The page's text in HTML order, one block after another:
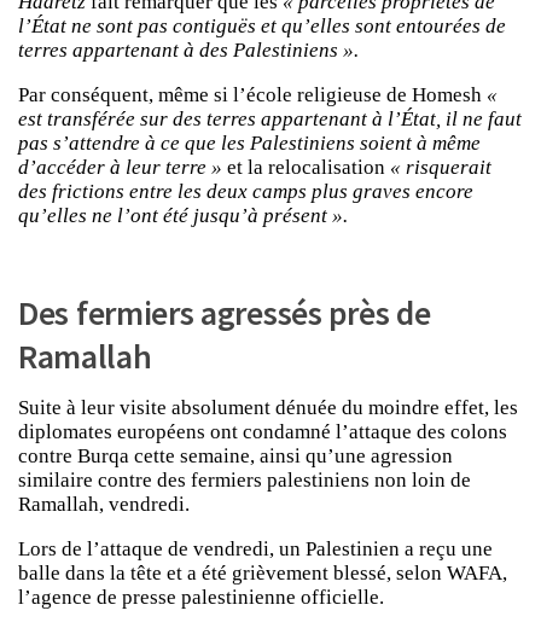
l’État ne sont pas contiguës et qu’elles sont entourées de
terres appartenant à des Palestiniens ».
Par conséquent, même si l’école religieuse de Homesh «
est transférée sur des terres appartenant à l’État, il ne faut
pas s’attendre à ce que les Palestiniens soient à même
d’accéder à leur terre » et la relocalisation « risquerait
des frictions entre les deux camps plus graves encore
qu’elles ne l’ont été jusqu’à présent ».
Des fermiers agressés près de
Ramallah
Suite à leur visite absolument dénuée du moindre effet, les
diplomates européens ont condamné l’attaque des colons
contre Burqa cette semaine, ainsi qu’une agression
similaire contre des fermiers palestiniens non loin de
Ramallah, vendredi.
Lors de l’attaque de vendredi, un Palestinien a reçu une
balle dans la tête et a été grièvement blessé, selon WAFA,
l’agence de presse palestinienne officielle.